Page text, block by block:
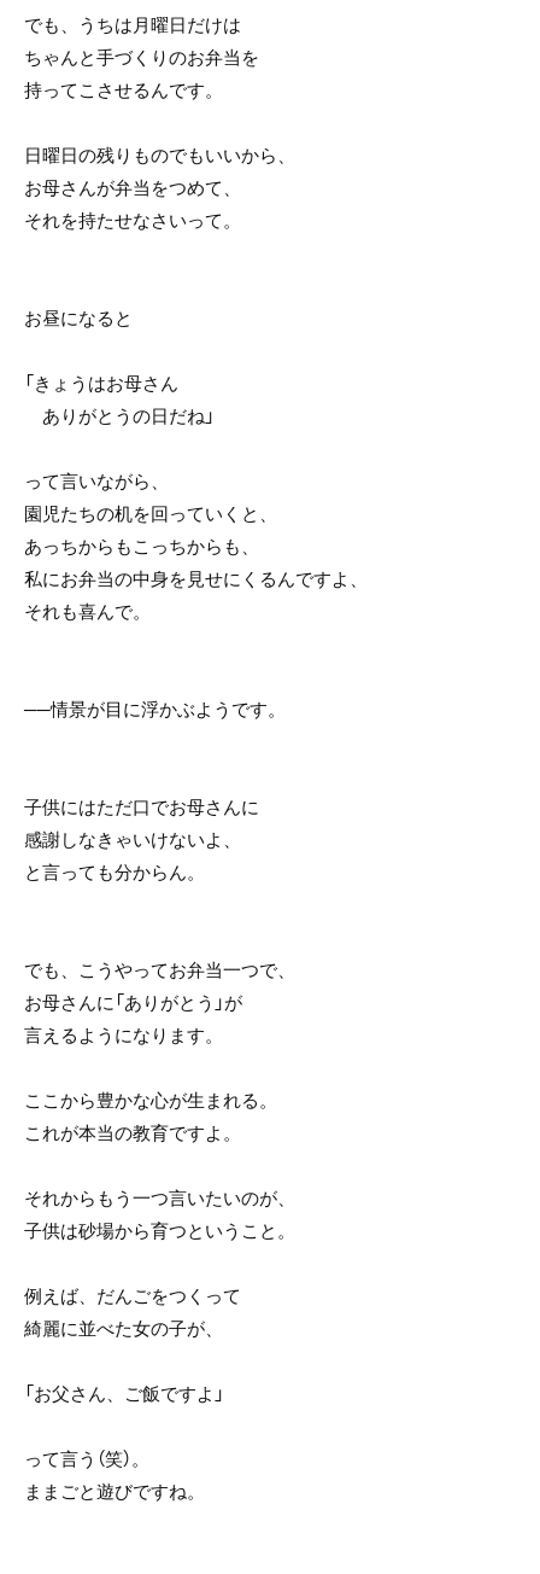
でも、うちは月曜日だけは
ちゃんと手づくりのお弁当を
持ってこさせるんです。
日曜日の残りものでもいいから、
お母さんが弁当をつめて、
それを持たせなさいって。
お昼になると
「きょうはお母さん
ありがとうの日だね」
って言いながら、
園児たちの机を回っていくと、
あっちからもこっちからも、
私にお弁当の中身を見せにくるんですよ、
それも喜んで。
──情景が目に浮かぶようです。
子供にはただ口でお母さんに
感謝しなきゃいけないよ、
と言っても分からん。
でも、こうやってお弁当一つで、
お母さんに「ありがとう」が
言えるようになります。
ここから豊かな心が生まれる。
これが本当の教育ですよ。
それからもう一つ言いたいのが、
子供は砂場から育つということ。
例えば、だんごをつくって
綺麗に並べた女の子が、
「お父さん、ご飯ですよ」
って言う（笑）。
ままごと遊びですね。